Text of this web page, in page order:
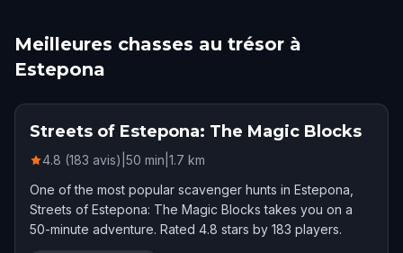
Meilleures chasses au trésor à
Estepona
Streets of Estepona: The Magic Blocks
4.8 (183 avis) 50 min 1.7 km
One of the most popular scavenger hunts in Estepona,
Streets of Estepona: The Magic Blocks takes you on a
50-minute adventure. Rated 4.8 stars by 183 players.